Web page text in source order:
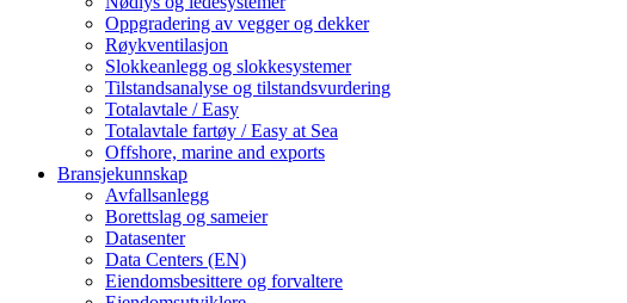
Oppgradering av vegger og dekker
Røykventilasjon
Slokkeanlegg og slokkesystemer
Tilstandsanalyse og tilstandsvurdering
Totalavtale / Easy
Totalavtale fartøy / Easy at Sea
Offshore, marine and exports
Bransjekunnskap
Avfallsanlegg
Borettslag og sameier
Datasenter
Data Centers (EN)
Eiendomsbesittere og forvaltere